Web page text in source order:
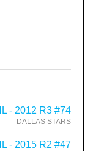
- 2012 R3 #74
DALLAS STARS
- 2015 R2 #47